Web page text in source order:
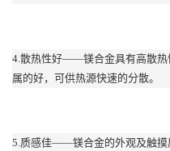
4.散热性好——镁合金具有高散热
属的好，可供热源快速的分散。
5.质感佳——镁合金的外观及触摸